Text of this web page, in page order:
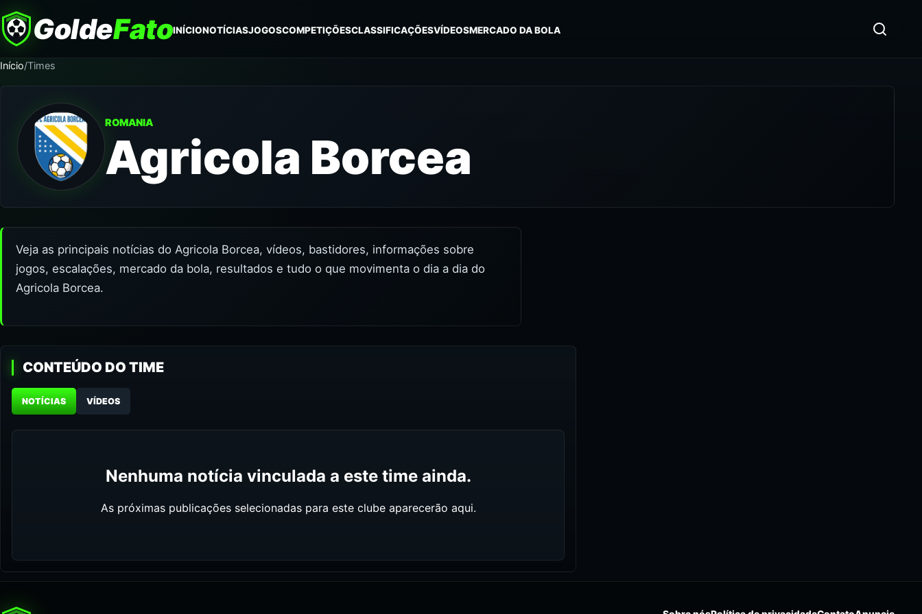
GoldeFatoINÍCIONOTÍCIASJOGOSCOMPETIÇÕESCLASSIFICAÇÕESVÍDEOSMERCADO DA BOLA
Início/Times
ROMANIA
Agricola Borcea
Veja as principais notícias do Agricola Borcea, vídeos, bastidores, informações sobre
jogos, escalações, mercado da bola, resultados e tudo o que movimenta o dia a dia do
Agricola Borcea.
CONTEÚDO DO TIME
NOTÍCIAS VÍDEOS
Nenhuma notícia vinculada a este time ainda.
As próximas publicações selecionadas para este clube aparecerão aqui.